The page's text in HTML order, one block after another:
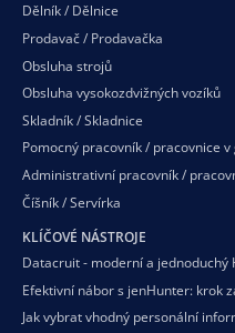
Dělník / Dělnice
Prodavač / Prodavačka
Obsluha strojů
Obsluha vysokozdvižných vozíků
Skladník / Skladnice
Pomocný pracovník / pracovnice
Administrativní pracovník /
Číšník / Servírka
KLÍČOVÉ NÁSTROJE
Datacruit - moderní a jednoduchý
Efektivní nábor s jenHunter: krok
Jak vybrat vhodný personální